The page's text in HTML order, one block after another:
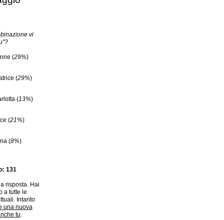
vi
(29%)
(29%)
(13%)
(21%)
(8%)
131
risposta. Hai
a tutte le
Intanto
una nuova
tu.